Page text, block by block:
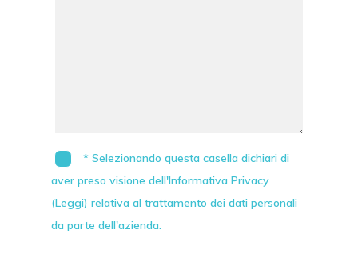
* Selezionando questa casella dichiari di
aver preso visione dell'Informativa Privacy
(Leggi) relativa al trattamento dei dati personali
da parte dell'azienda.